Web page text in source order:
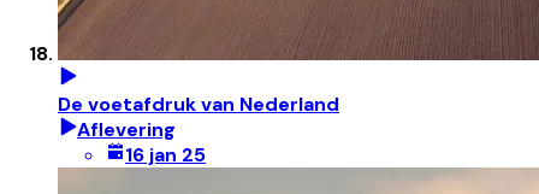
De voetafdruk van Nederland
Aflevering
16 jan 25